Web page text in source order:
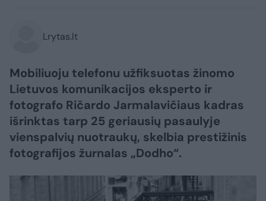
Lrytas.lt
Mobiliuoju telefonu užfiksuotas žinomo
Lietuvos komunikacijos eksperto ir
fotografo Ričardo Jarmalavičiaus kadras
išrinktas tarp 25 geriausių pasaulyje
vienspalvių nuotraukų, skelbia prestižinis
fotografijos žurnalas „Dodho“.